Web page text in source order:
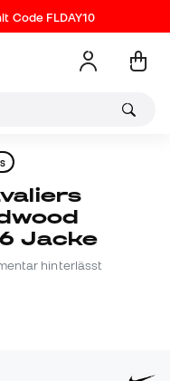
Code FLDAY10
Jacke
hinterlässt